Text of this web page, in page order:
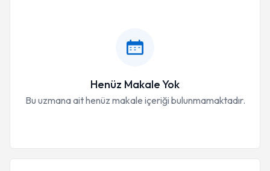
Henüz Makale Yok
Bu uzmana ait henüz makale içeriği bulunmamaktadır.